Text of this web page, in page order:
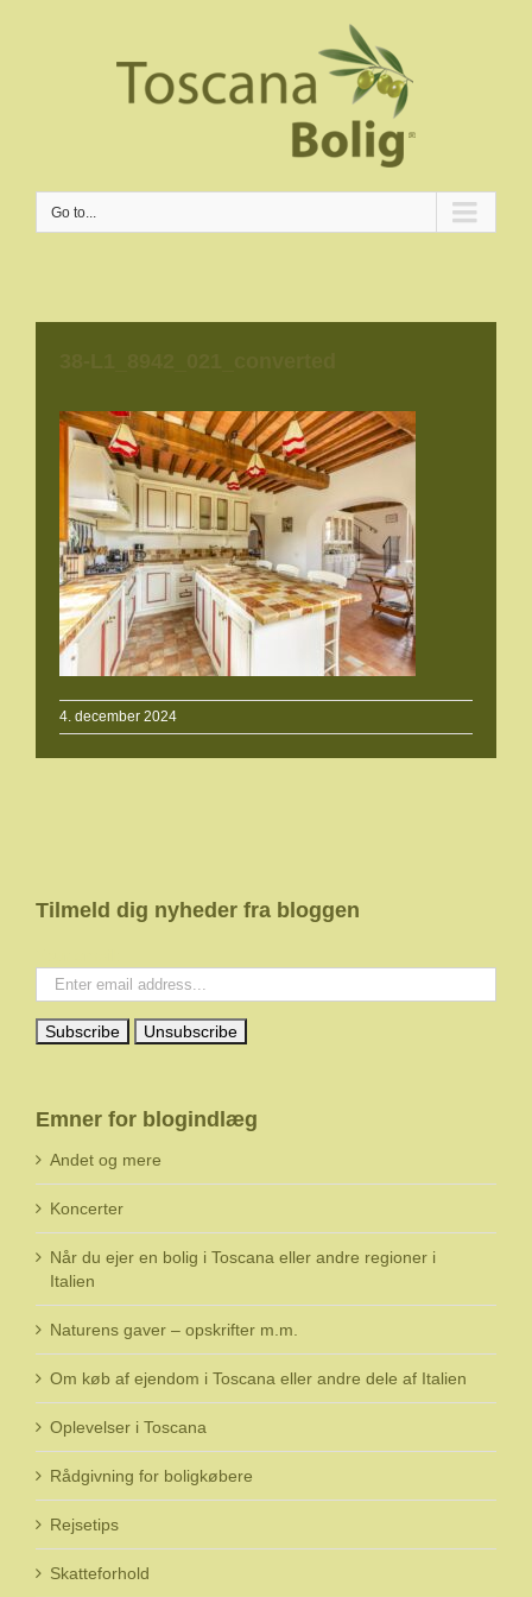
Go to...
4. december 2024
Tilmeld dig nyheder fra bloggen
Emner for blogindlæg
Andet og mere
Koncerter
Når du ejer en bolig i Toscana eller andre regioner i
Italien
Naturens gaver – opskrifter m.m.
Om køb af ejendom i Toscana eller andre dele af Italien
Oplevelser i Toscana
Rådgivning for boligkøbere
Rejsetips
Skatteforhold